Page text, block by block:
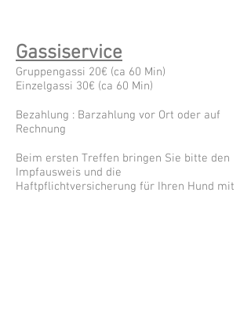
Gassiservice
Gruppengassi 20€ (ca 60 Min)
Einzelgassi 30€ (ca 60 Min)
Bezahlung : Barzahlung vor Ort oder auf
Rechnung
Beim ersten Treffen bringen Sie bitte den
Impfausweis und die
Haftpflichtversicherung für Ihren Hund mit